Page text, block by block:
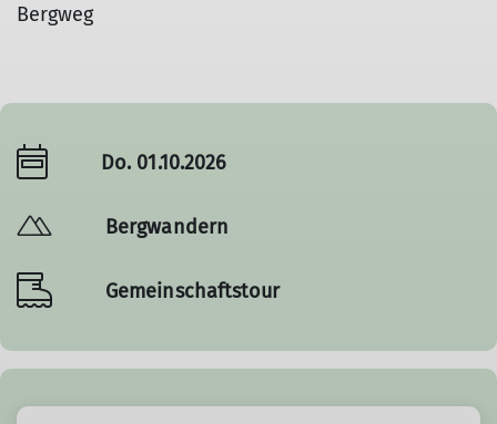
Bergweg
Do. 01.10.2026
Bergwandern
Gemeinschaftstour